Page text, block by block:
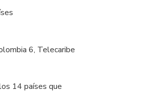
6, Telecaribe
14 países que